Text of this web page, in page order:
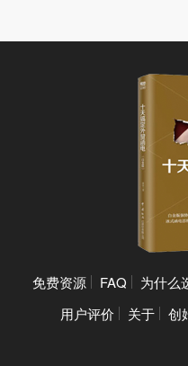
免费资源 FAQ 为什么
用户评价
关于 创